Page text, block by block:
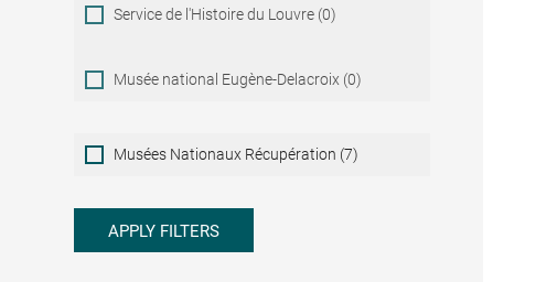
Service de l'Histoire du Louvre (0)
Musée national Eugène-Delacroix (0)
Musées
Nationaux
Musées Nationaux Récupération (7)
APPLY FILTERS